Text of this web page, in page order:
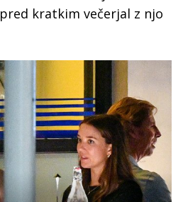
kratkim večerjal z njo